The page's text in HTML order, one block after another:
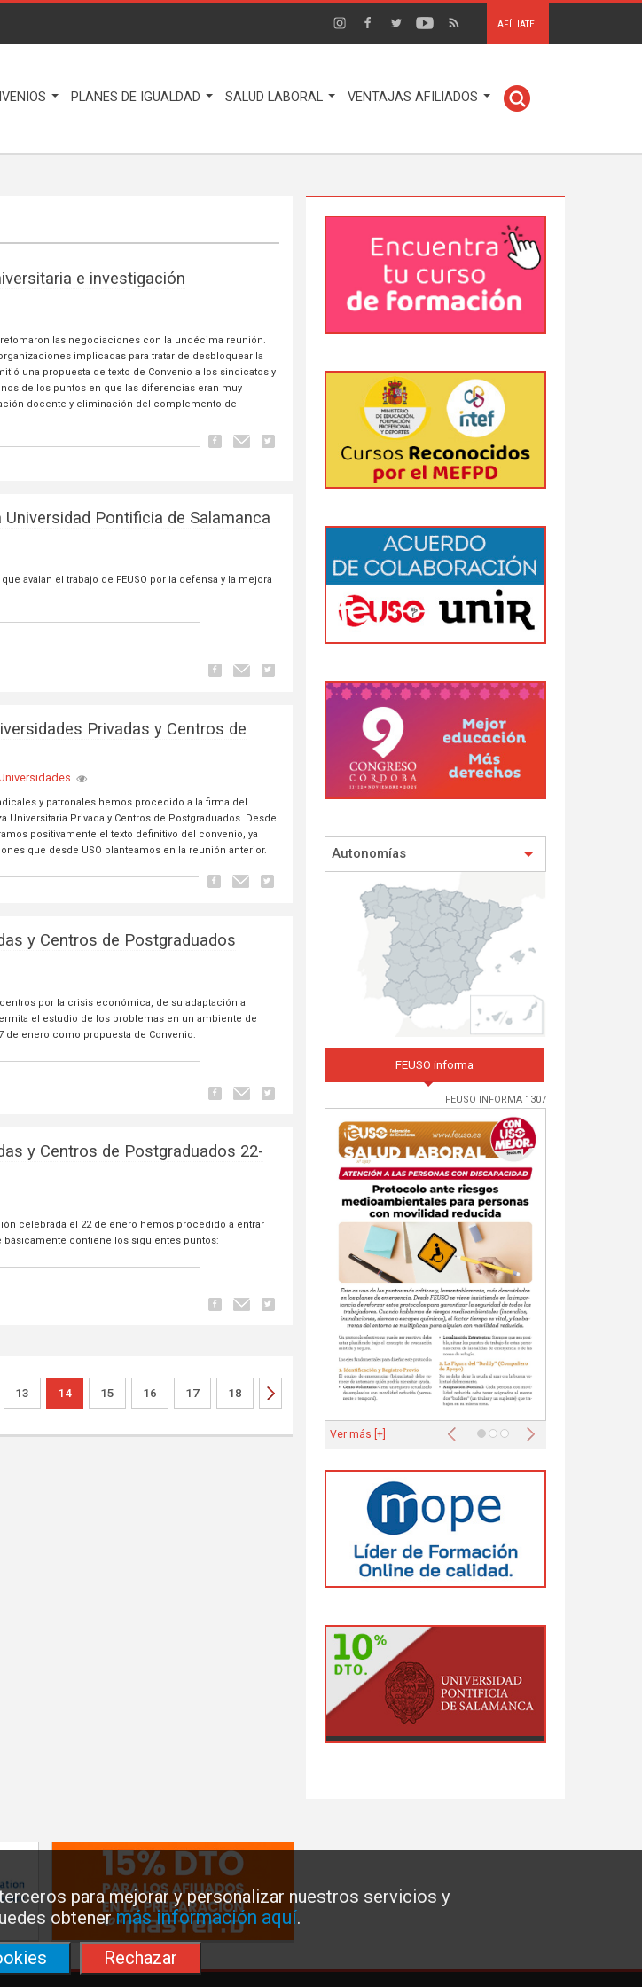
para mejorar y personalizar nuestros servicios y
obtenermás información aquí.
Rechazar
AFÍLIATE
PLANES DE IGUALDAD SALUD LABORAL VENTAJAS AFILIADOS
e investigación
las negociaciones con la undécima reunión.
implicadas para tratar de desbloquear la
una propuesta de texto de Convenio a los sindicatos y
de los puntos en que las diferencias eran muy
docente y eliminación del complemento de
Pontificia de Salamanca
avalan el trabajo de FEUSO por la defensa y la mejora
Privadas y Centros de
y patronales hemos procedido a la firma del
Universitaria Privada y Centros de Postgraduados. Desde
positivamente el texto definitivo del convenio, ya
que desde USO planteamos en la reunión anterior.
y Centros de Postgraduados
por la crisis económica, de su adaptación a
el estudio de los problemas en un ambiente de
de enero como propuesta de Convenio.
y Centros de Postgraduados 22-
celebrada el 22 de enero hemos procedido a entrar
básicamente contiene los siguientes puntos:
13 14 15 16 17 18
Autonomías
FEUSO informa
FEUSO INFORMA 1307
Anterior Siguiente
Ver más [+]